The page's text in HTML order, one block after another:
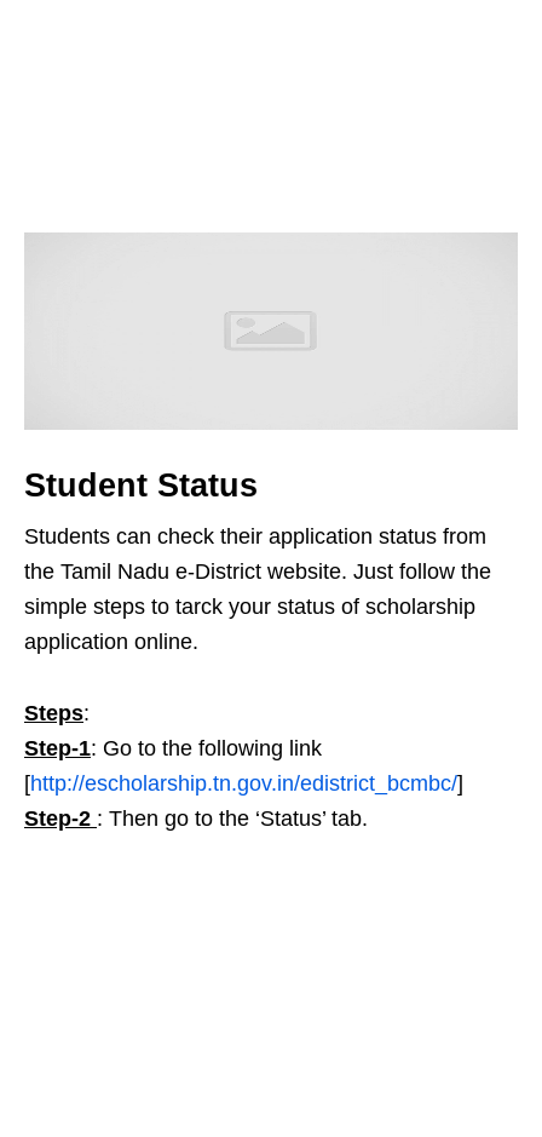
Student Status
Students can check their application status from
the Tamil Nadu e-District website. Just follow the
simple steps to tarck your status of scholarship
application online.
Steps:
Step-1: Go to the following link
[http://escholarship.tn.gov.in/edistrict_bcmbc/]
Step-2 : Then go to the ‘Status’ tab.